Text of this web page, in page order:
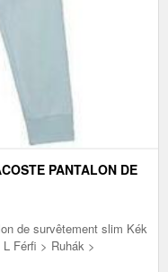
PANTALON DE
de survêtement slim Kék
Férfi > Ruhák >